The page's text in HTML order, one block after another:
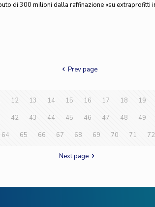
di 300 milioni dalla raffinazione «su
Prev page
12 13 14 15 16 17 18 19
42 43 44 45 46 47 48 49
64 65 66 67 68 69 70 71 72
Next page